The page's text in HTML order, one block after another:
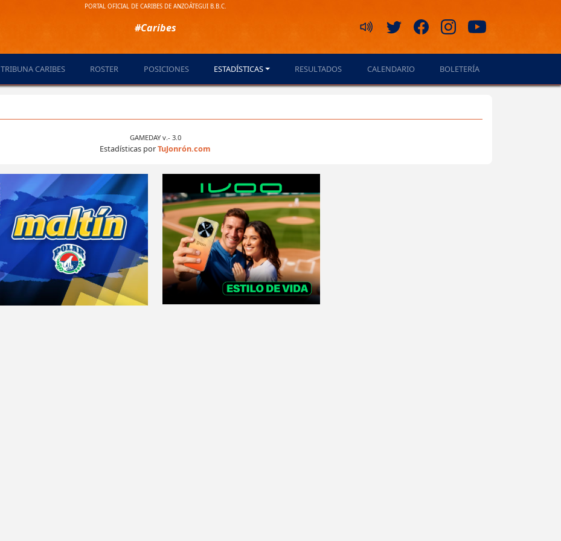
PORTAL OFICIAL DE CARIBES DE ANZOÁTEGUI B.B.C.
#Caribes
TRIBUNA CARIBES ROSTER POSICIONES ESTADÍSTICAS RESULTADOS CALENDARIO BOLETERÍA
GAMEDAY v.- 3.0
Estadísticas porTuJonrón.com